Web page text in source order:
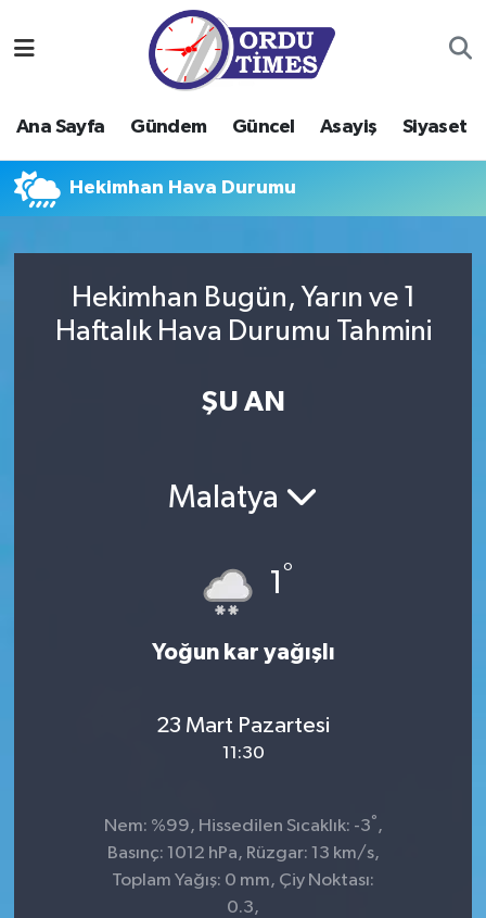
Ana Sayfa Gündem Güncel Asayiş Siyaset
Hekimhan Hava Durumu
Hekimhan Bugün, Yarın ve 1
Haftalık Hava Durumu Tahmini
ŞU AN
Malatya
1 °
Yoğun kar yağışlı
23 Mart Pazartesi
11:30
Nem: %99, Hissedilen Sıcaklık: -3° ,
Basınç: 1012 hPa, Rüzgar: 13 km/s,
Toplam Yağış: 0 mm, Çiy Noktası:
0.3,
Gündem
Güncel
Siyaset
Ordu Nöbetçi Eczaneler
Ordu Hava Durumu
Ordu Namaz Vakitleri
Süper Lig Puan Durumu ve Fikstür
Son Dakika Haberleri